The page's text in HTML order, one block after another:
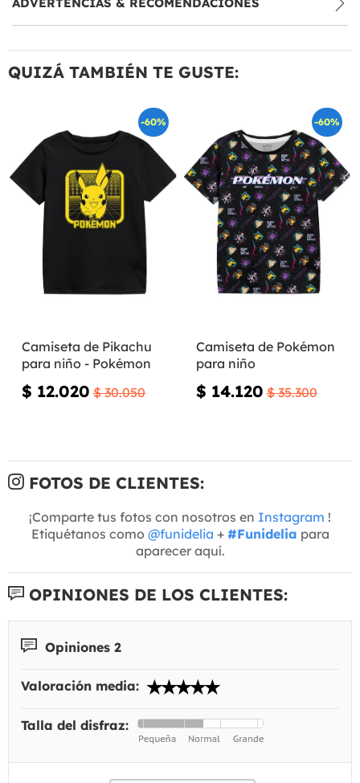
QUIZÁ TAMBIÉN TE GUSTE:
-60%
Camiseta de Pikachu
para niño - Pokémon
$ 12.020 $ 30.050
-60%
Camiseta de Pokémon
para niño
$ 14.120 $ 35.300
FOTOS DE CLIENTES:
¡Comparte tus fotos con nosotros en Instagram !
Etiquétanos como @funidelia + #Funidelia para
aparecer aquí.
OPINIONES DE LOS CLIENTES:
Opiniones 2
Valoración media:
Talla del disfraz: